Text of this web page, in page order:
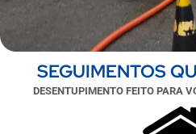
SEGUIMENTOS
DESENTUPIMENTO FEITO PARA